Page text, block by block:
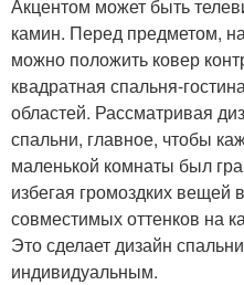
Акцентом может быть
камин. Перед предметом,
можно положить ковер
квадратная спальня-
областей. Рассматривая
спальни, главное, чтобы
маленькой комнаты был
избегая громоздких вещей
совместимых оттенков на
Это сделает дизайн
индивидуальным.